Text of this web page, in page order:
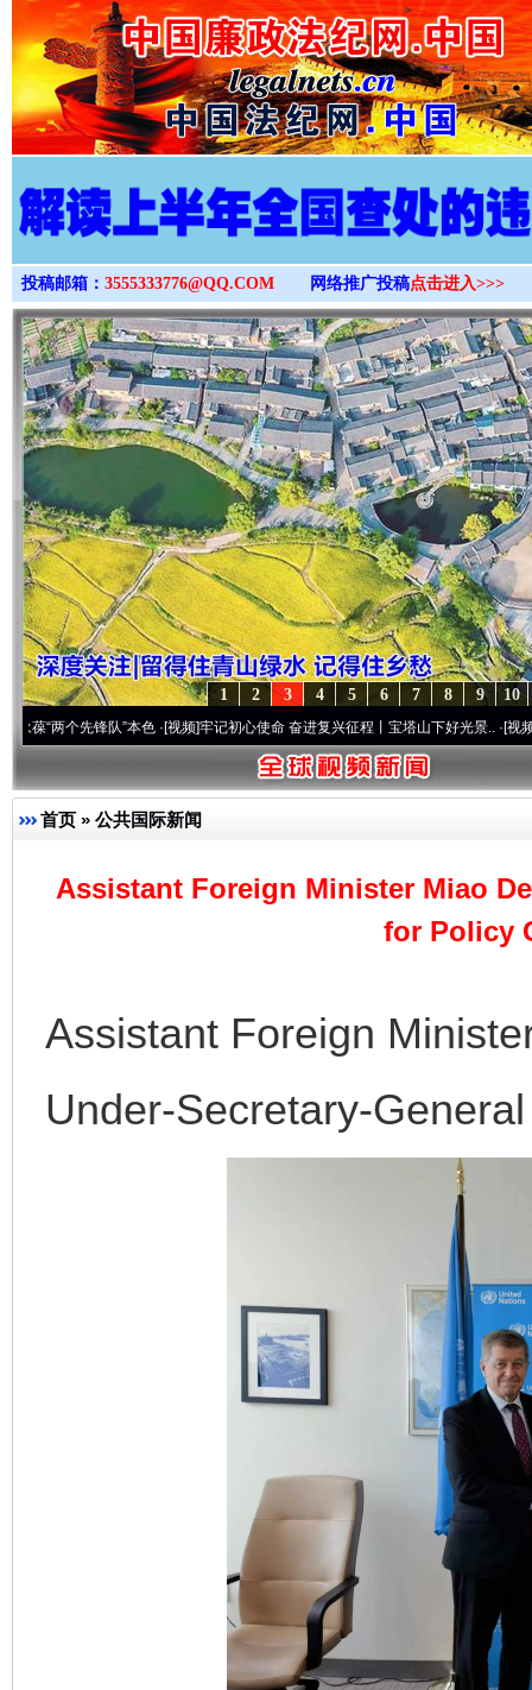
>
投稿邮箱： 3555333776@QQ.COM 网络推广投稿点击进入>>>
10
9
8
7
6
5
4
3
2
1
先锋队”本色·[视频]牢记初心使命 奋进复兴征程丨宝塔山下好光景..·[视频]因党而生
首页 » 公共国际新闻
Assistant Foreign Minister Miao
for Policy
Assistant Foreign
Under-Secretary-